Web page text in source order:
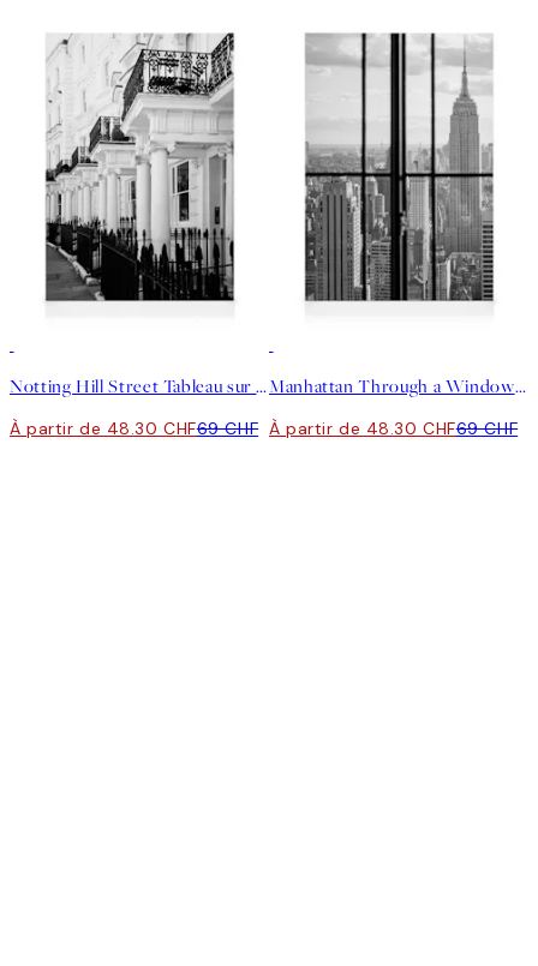
Notting Hill Street Tableau sur toile
À partir de 48.30 CHF69 CHF
Manhattan Through a Window Toile
À partir de 48.30 CHF69 CHF